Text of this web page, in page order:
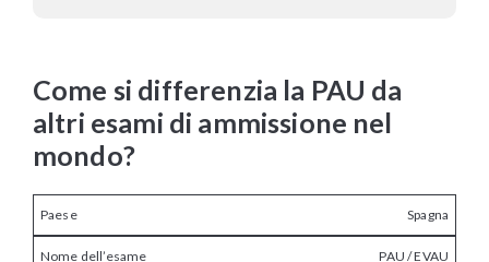
Come si differenzia la PAU da
altri esami di ammissione nel
mondo?
Spagna
PAU / EVAU